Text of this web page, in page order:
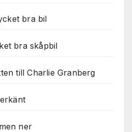
bra bil
bra skåpbil
till Charlie Granberg
ner